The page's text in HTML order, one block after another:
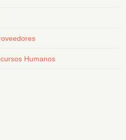
Humanos